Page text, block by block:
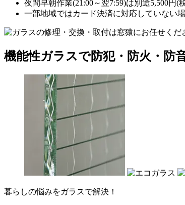
夜間早朝作業(21:00～翌7:59)は別途5,500円(
一部地域ではカード決済に対応していない
機能性ガラスで防犯・防火・防
暮らしの悩みをガラスで解決！